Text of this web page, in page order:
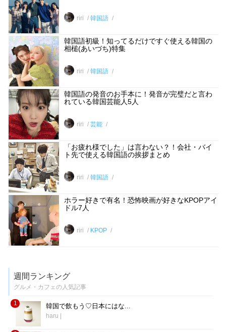
riri 韓国語
韓国語初級！知ってるだけですぐ使える韓国の
相槌(あいづち)特集
riri 韓国語
韓国語の発音のお手本に！発音が完璧だと言わ
れている韓国芸能人5人
riri 芸能
「お疲れ様でした」は言わない？！会社・バイ
ト先で使える韓国語の挨拶まとめ
riri 韓国語
ホラー好きで有名！恐怖映画が好きなKPOPアイ
ドル7人
riri KPOP
週間ランキング
グルメ・カフェの人気記事
1 韓国で飲もう♡日本にはな...
haru |